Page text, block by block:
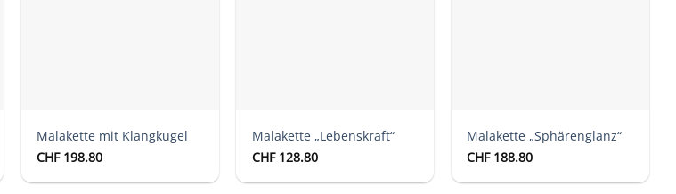
Malakette mit Klangkugel
CHF198.80
Malakette „Lebenskraft“
CHF128.80
Malakette „Sphärenglanz“
CHF188.80